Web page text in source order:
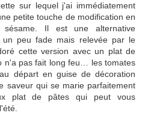
sur lequel j'ai immédiatement
petite touche de modification en
Il est une alternative
un peu fade mais relevée par le
cette version avec un plat de
n'a pas fait long feu… les tomates
départ en guise de décoration
saveur qui se marie parfaitement
plat de pâtes qui peut vous